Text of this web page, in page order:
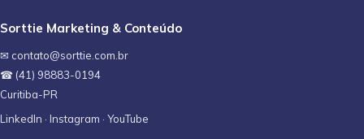
Sorttie Marketing & Conteúdo
✉ contato@sorttie.com.br
☎ (41) 98883-0194
Curitiba-PR
LinkedIn · Instagram · YouTube